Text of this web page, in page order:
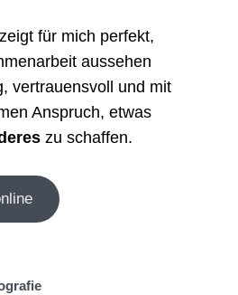
für mich perfekt,
aussehen
vertrauensvoll und mit
Anspruch, etwas
zu schaffen.